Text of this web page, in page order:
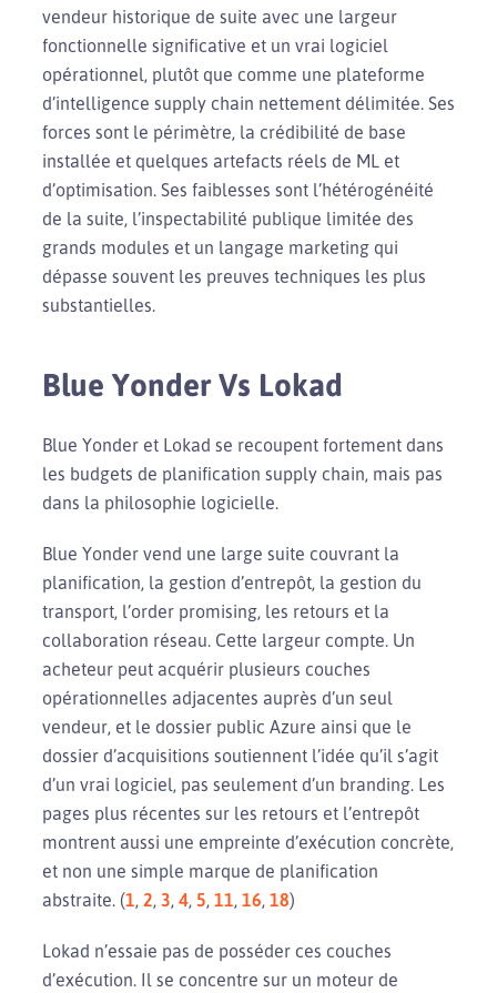
vendeur historique de suite avec une largeur
fonctionnelle significative et un vrai logiciel
opérationnel, plutôt que comme une plateforme
d’intelligence supply chain nettement délimitée. Ses
forces sont le périmètre, la crédibilité de base
installée et quelques artefacts réels de ML et
d’optimisation. Ses faiblesses sont l’hétérogénéité
de la suite, l’inspectabilité publique limitée des
grands modules et un langage marketing qui
dépasse souvent les preuves techniques les plus
substantielles.
Blue Yonder Vs Lokad
Blue Yonder et Lokad se recoupent fortement dans
les budgets de planification supply chain, mais pas
dans la philosophie logicielle.
Blue Yonder vend une large suite couvrant la
planification, la gestion d’entrepôt, la gestion du
transport, l’order promising, les retours et la
collaboration réseau. Cette largeur compte. Un
acheteur peut acquérir plusieurs couches
opérationnelles adjacentes auprès d’un seul
vendeur, et le dossier public Azure ainsi que le
dossier d’acquisitions soutiennent l’idée qu’il s’agit
d’un vrai logiciel, pas seulement d’un branding. Les
pages plus récentes sur les retours et l’entrepôt
montrent aussi une empreinte d’exécution concrète,
et non une simple marque de planification
abstraite. (1, 2, 3, 4, 5, 11, 16, 18)
Lokad n’essaie pas de posséder ces couches
d’exécution. Il se concentre sur un moteur de